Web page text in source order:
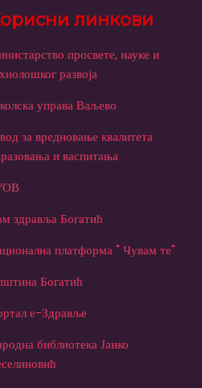
линкови
просвете, науке и
развоја
управа Ваљево
за вредновање квалитета
и васпитања
здравља Богатић
платформа " Чувам те"
Богатић
е-Здравље
библиотека Јанко